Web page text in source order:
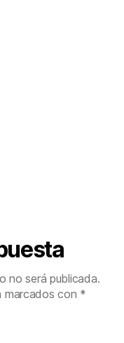
no será publicada.
marcados con *